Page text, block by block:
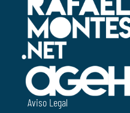
Aviso Legal